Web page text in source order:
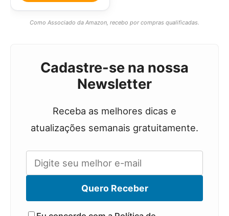
Como Associado da Amazon, recebo por compras qualificadas.
Cadastre-se na nossa
Newsletter
Receba as melhores dicas e
atualizações semanais gratuitamente.
Quero Receber